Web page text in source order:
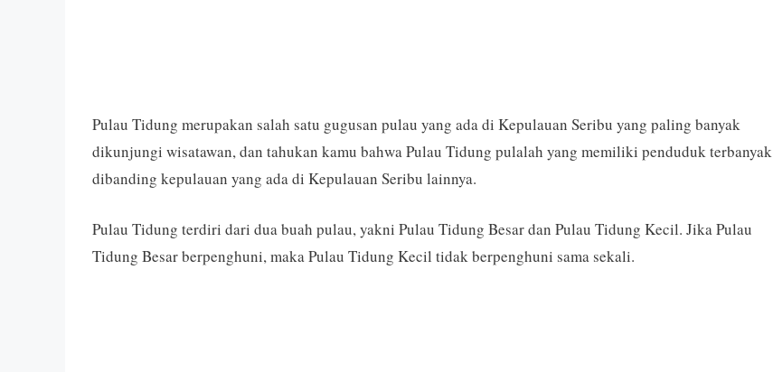
Pulau Tidung merupakan salah satu gugusan pulau yang ada di Kepulauan Seribu yang paling banyak
dikunjungi wisatawan, dan tahukan kamu bahwa Pulau Tidung pulalah yang memiliki penduduk terbanyak
dibanding kepulauan yang ada di Kepulauan Seribu lainnya.
Pulau Tidung terdiri dari dua buah pulau, yakni Pulau Tidung Besar dan Pulau Tidung Kecil. Jika Pulau
Tidung Besar berpenghuni, maka Pulau Tidung Kecil tidak berpenghuni sama sekali.